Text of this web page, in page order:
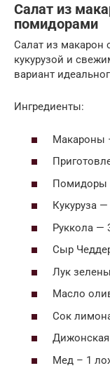
Салат из
помидорами
Салат из макарон
кукурузой и
вариант
Ингредиенты:
Макароны
Помидоры
Кукуруза
Руккола —
Сыр
Лук
Масло
Сок
Мед – 1